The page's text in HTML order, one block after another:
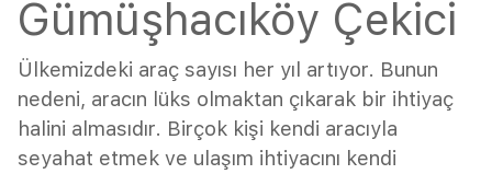
Gümüşhacıköy Çekici
Ülkemizdeki araç sayısı her yıl artıyor. Bunun
nedeni, aracın lüks olmaktan çıkarak bir ihtiyaç
halini almasıdır. Birçok kişi kendi aracıyla
seyahat etmek ve ulaşım ihtiyacını kendi